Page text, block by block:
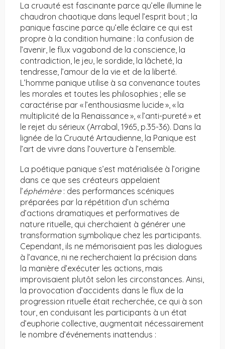
La cruauté est fascinante parce qu’elle illumine le
chaudron chaotique dans lequel l’esprit bout ; la
panique fascine parce qu’elle éclaire ce qui est
propre à la condition humaine : la confusion de
l’avenir, le flux vagabond de la conscience, la
contradiction, le jeu, le sordide, la lâcheté, la
tendresse, l’amour de la vie et de la liberté.
L’homme panique utilise à sa convenance toutes
les morales et toutes les philosophies ; elle se
caractérise par « l’enthousiasme lucide », « la
multiplicité de la Renaissance », « l’anti-pureté » et
le rejet du sérieux (Arrabal, 1965, p.35-36). Dans la
lignée de la Cruauté Artaudienne, la Panique est
l’art de vivre dans l’ouverture à l’ensemble.
La poétique panique s’est matérialisée à l’origine
dans ce que ses créateurs appelaient
l’éphémère: des performances scéniques
préparées par la répétition d’un schéma
d’actions dramatiques et performatives de
nature rituelle, qui cherchaient à générer une
transformation symbolique chez les participants.
Cependant, ils ne mémorisaient pas les dialogues
à l’avance, ni ne recherchaient la précision dans
la manière d’exécuter les actions, mais
improvisaient plutôt selon les circonstances. Ainsi,
la provocation d’accidents dans le flux de la
progression rituelle était recherchée, ce qui à son
tour, en conduisant les participants à un état
d’euphorie collective, augmentait nécessairement
le nombre d’événements inattendus :